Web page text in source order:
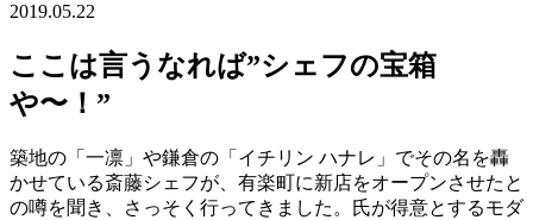
2019.05.22
ここは言うなれば”シェフの宝箱
や〜！”
築地の「一凛」や鎌倉の「イチリン ハナレ」でその名を轟
かせている斎藤シェフが、有楽町に新店をオープンさせたと
の噂を聞き、さっそく行ってきました。氏が得意とするモダ